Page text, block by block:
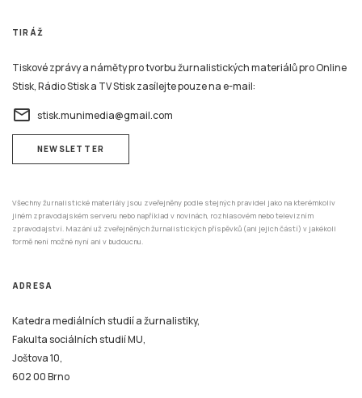
TIRÁŽ
Tiskové zprávy a náměty pro tvorbu žurnalistických materiálů pro Online
Stisk, Rádio Stisk a TV Stisk zasílejte pouze na e-mail:
email stisk.munimedia@gmail.com
NEWSLETTER
Všechny žurnalistické materiály jsou zveřejněny podle stejných pravidel jako na kterémkoliv
jiném zpravodajském serveru nebo například v novinách, rozhlasovém nebo televizním
zpravodajství. Mazání už zveřejněných žurnalistických příspěvků (ani jejich částí) v jakékoli
formě není možné nyní ani v budoucnu.
ADRESA
Katedra mediálních studií a žurnalistiky,
Fakulta sociálních studií MU,
Joštova 10,
602 00 Brno